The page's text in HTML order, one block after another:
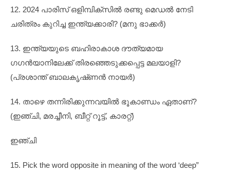
12. 2024 പാരിസ് ഒളിമ്പിക്സിൽ രണ്ടു മെഡൽ നേടി
ചരിത്രം കുറിച്ച ഇന്ത്യക്കാരി? (മനു ഭാക്കർ)
13. ഇന്ത്യയുടെ ബഹിരാകാശ ദൗത്യമായ
ഗഗൻയാനിലേക്ക് തിരഞ്ഞെടുക്കപ്പെട്ട മലയാളി?
(പ്രശാന്ത് ബാലകൃഷ്‌ണൻ നായർ)
14. താഴെ തന്നിരിക്കുന്നവയിൽ ഭൂകാണ്ഡം ഏതാണ്?
(ഇഞ്ചി, മരച്ചീനി, ബീറ്റ് റൂട്ട്, കാരറ്റ്)
ഇഞ്ചി
15. Pick the word opposite in meaning of the word ‘deep”